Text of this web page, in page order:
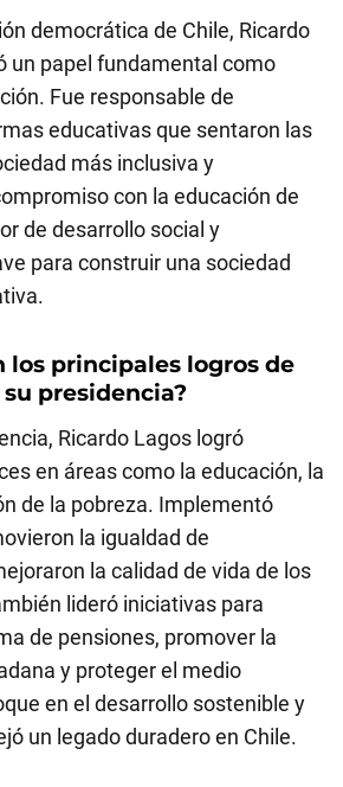
democrática de Chile, Ricardo
un papel fundamental como
Fue responsable de
educativas que sentaron las
más inclusiva y
con la educación de
de desarrollo social y
para construir una sociedad
los principales logros de
presidencia?
Ricardo Lagos logró
en áreas como la educación, la
de la pobreza. Implementó
la igualdad de
la calidad de vida de los
lideró iniciativas para
de pensiones, promover la
y proteger el medio
en el desarrollo sostenible y
un legado duradero en Chile.